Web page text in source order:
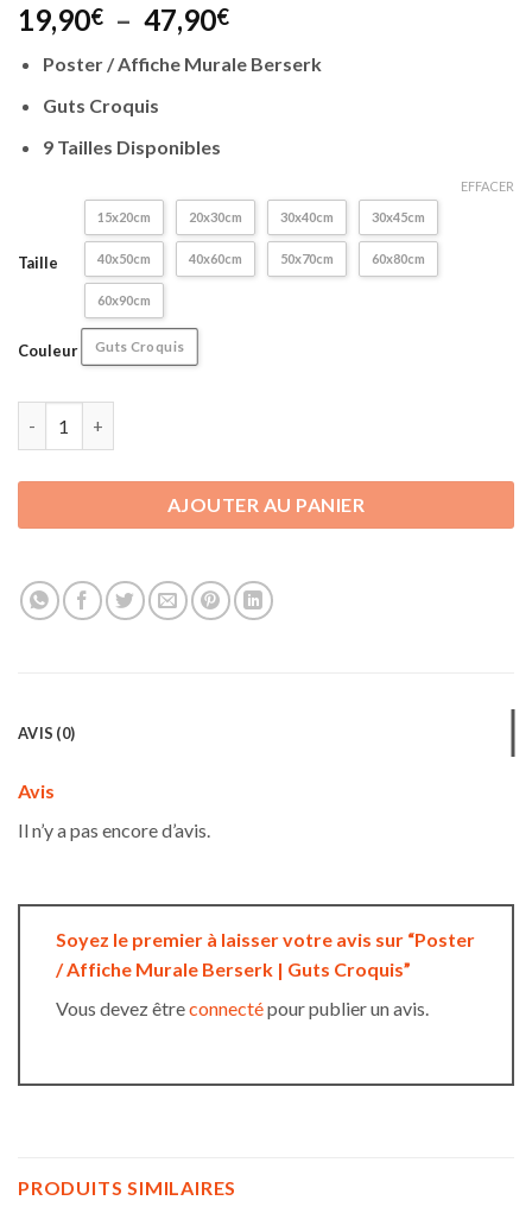
19,90€ – 47,90€Plage
prix :
Poster / Affiche Murale Berserk
Guts Croquis
9 Tailles Disponibles
Taille
15x20cm 20x30cm 30x40cm 30x45cm
40x50cm 40x60cm 50x70cm 60x80cm
60x90cm
Couleur Guts Croquis
EFFACER
AJOUTER AU PANIER
AVIS (0)
Avis
Il n’y a pas encore d’avis.
Soyez le premier à laisser votre avis sur “Poster
/ Affiche Murale Berserk | Guts Croquis”
Vous devez êtreconnectépour publier un avis.
PRODUITS SIMILAIRES